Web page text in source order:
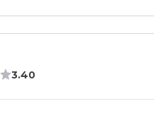
けなので、いいとも悪いとも言
3.40